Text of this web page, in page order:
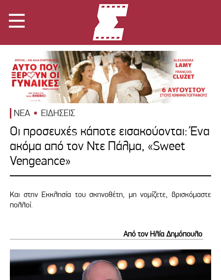
ΝΕΑ ΕΙΔΗΣΕΙΣ
Οι προσευχές κάποτε εισακούονται: Ένα
ακόμα από τον Ντε Πάλμα, «Sweet
Vengeance»
Και στην Εκκλησία του σκηνοθέτη, μη νομίζετε, βρισκόμαστε
πολλοί.
Από τον Ηλία Δημόπουλο